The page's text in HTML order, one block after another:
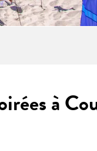
à